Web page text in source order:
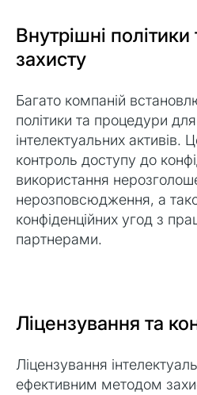
Внутрішні
захисту
Багато компаній
політики та процедури
інтелектуальних
контроль доступу до
використання
нерозповсюдження, а
конфіденційних угод з
партнерами.
Ліцензування та
Ліцензування
ефективним методом